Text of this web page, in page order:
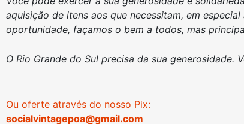
aquisição de itens aos que necessitam, em
oportunidade, façamos o bem a todos, mas
O Rio Grande do Sul precisa da sua
Ou oferte através do nosso Pix:
socialvintagepoa@gmail.com